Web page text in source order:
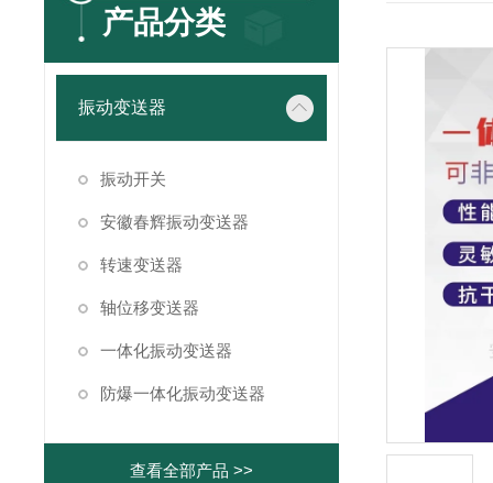
产品分类
振动变送器
振动开关
安徽春辉振动变送器
转速变送器
轴位移变送器
一体化振动变送器
防爆一体化振动变送器
查看全部产品 >>